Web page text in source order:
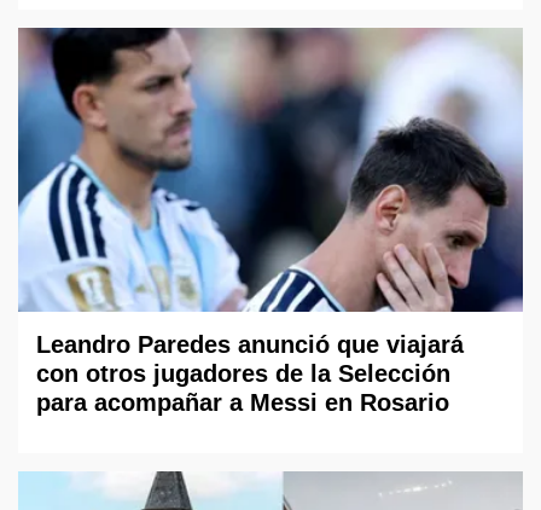
Leandro Paredes anunció que viajará
con otros jugadores de la Selección
para acompañar a Messi en Rosario